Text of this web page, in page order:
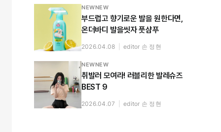
NEWNEW
부드럽고 향기로운 발을 원한다면,
온더바디 발을씻자 풋샴푸
2026.04.08 editor 손 정현
NEWNEW
취발러 모여라! 러블리한 발레슈즈
BEST 9
2026.04.07 editor 손 정현